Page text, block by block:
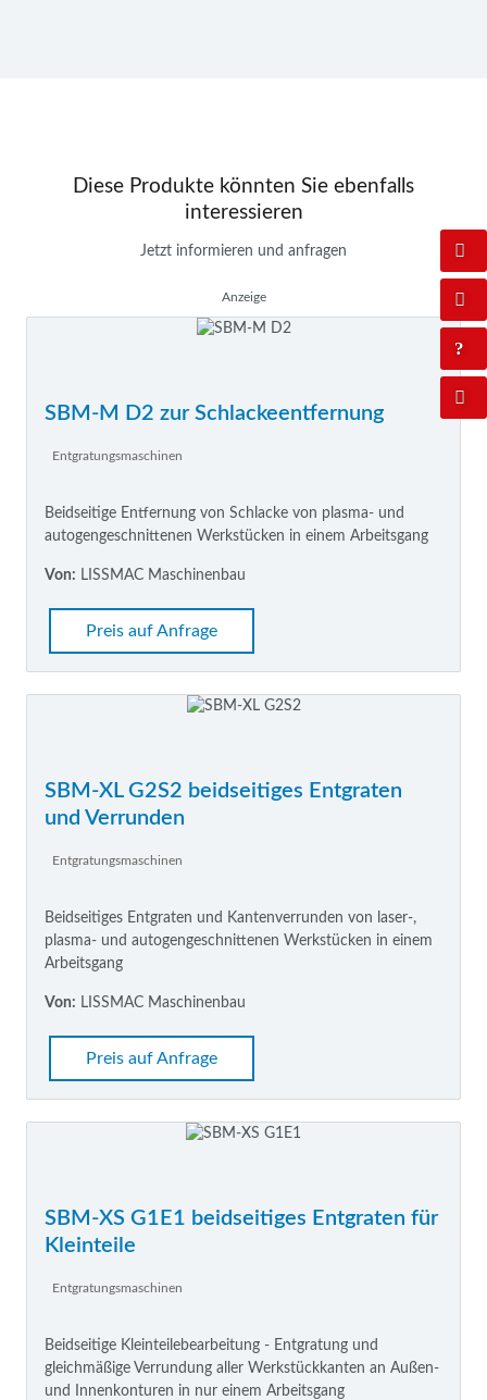
Diese Produkte könnten Sie ebenfalls
interessieren
Jetzt informieren und anfragen
Anzeige
SBM-M D2 zur Schlackeentfernung
Entgratungsmaschinen
Beidseitige Entfernung von Schlacke von plasma- und
autogengeschnittenen Werkstücken in einem Arbeitsgang
Von: LISSMAC Maschinenbau
Preis auf Anfrage
SBM-XL G2S2 beidseitiges Entgraten
und Verrunden
Entgratungsmaschinen
Beidseitiges Entgraten und Kantenverrunden von laser-,
plasma- und autogengeschnittenen Werkstücken in einem
Arbeitsgang
Von: LISSMAC Maschinenbau
Preis auf Anfrage
SBM-XS G1E1 beidseitiges Entgraten für
Kleinteile
Entgratungsmaschinen
Beidseitige Kleinteilebearbeitung - Entgratung und
gleichmäßige Verrundung aller Werkstückkanten an Außen-
und Innenkonturen in nur einem Arbeitsgang